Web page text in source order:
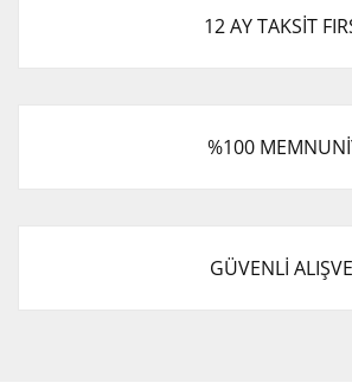
Bu ürüne benzer farklı alternatifler
12 AY TAKSİT
%100
GÜVENLİ